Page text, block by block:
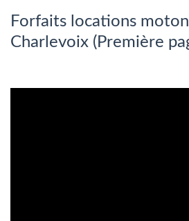
Forfaits locations
Charlevoix (Première